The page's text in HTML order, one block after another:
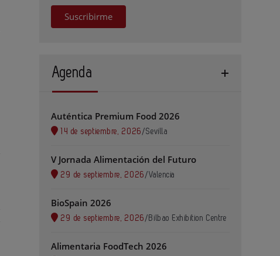
Suscribirme
Agenda
Auténtica Premium Food 2026
14 de septiembre, 2026 /Sevilla
V Jornada Alimentación del Futuro
29 de septiembre, 2026 /Valencia
BioSpain 2026
29 de septiembre, 2026 / Bilbao Exhibition Centre
Alimentaria FoodTech 2026